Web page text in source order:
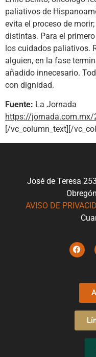
paliativos de
evita el proceso de
distintas. Para el
los cuidados paliativos.
alguien, en la fase
añadido innecesario.
con dignidad.
Fuente: La Jornada
https://
[/vc_column_text][/
José de Teresa
AVISO DE